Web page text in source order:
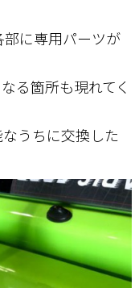
部に専用パーツが
る箇所も現れてく
うちに交換した